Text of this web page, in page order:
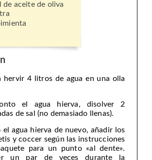
de aceite de oliva
hervir 4 litros de agua en una olla
el agua hierva, disolver 2
de sal (no demasiado llenas).
el agua hierva de nuevo, añadir los
y coccer según las instrucciones
para un punto «al dente».
un par de veces durante la